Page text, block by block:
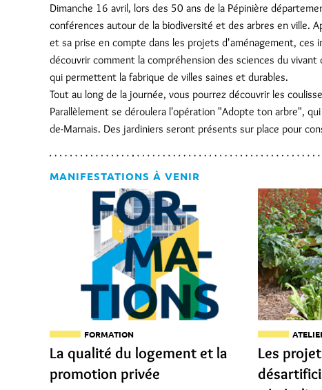
Dimanche 16 avril, lors des 50 ans de la Pépinière
conférences autour de la biodiversité et des arbres en ville.
et sa prise en compte dans les projets d'aménagement,
découvrir comment la compréhension des sciences du
qui permettent la fabrique de villes saines et durables.
Tout au long de la journée, vous pourrez découvrir les
Parallèlement se déroulera l'opération "Adopte ton arbre",
de-Marnais. Des jardiniers seront présents sur place pour
MANIFESTATIONS À VENIR
FORMATION
La qualité du logement et la
promotion privée
Les